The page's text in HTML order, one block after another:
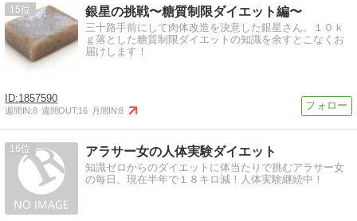
15 銀星の挑戦〜糖質制限ダイエット編〜
三十路手前にして肉体改造を決意した銀星さん。１０ｋ
ｇ落とした糖質制限ダイエットの知識を余すとこなくお
届けします！
1857590
週間IN:8 週間OUT:16 月間IN:8
16 アラサー女の人体実験ダイエット
知識ゼロからのダイエットに体当たりで挑むアラサー女
の毎日。現在半年で１８キロ減！人体実験継続中！